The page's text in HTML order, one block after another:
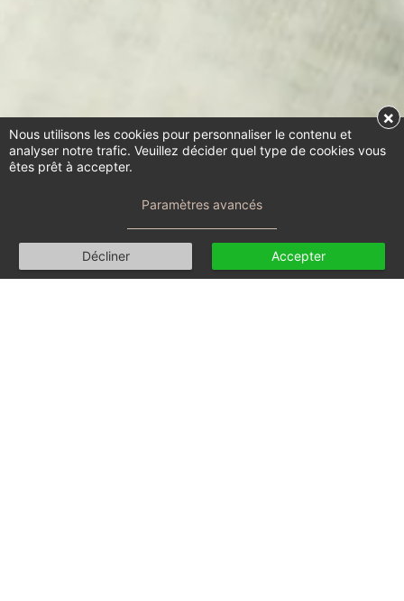
Nous utilisons les cookies pour personnaliser le contenu et
analyser notre trafic. Veuillez décider quel type de cookies vous
êtes prêt à accepter.
Paramètres avancés
Décliner Accepter
×